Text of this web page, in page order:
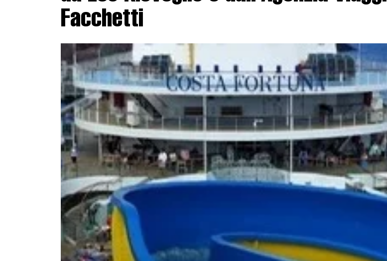
Facchetti